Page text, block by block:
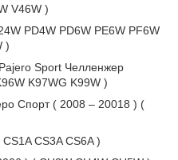
V46W )
PD4W PD6W PE6W PF6W
)
Sport Челленжер
K97WG K99W )
Спорт ( 2008 – 20018 ) (
CS3A CS6A )